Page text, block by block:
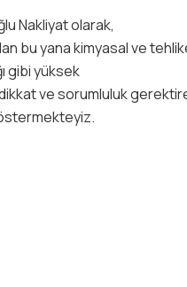
Nakliyat olarak,
bu yana kimyasal ve
gibi yüksek
ve sorumluluk